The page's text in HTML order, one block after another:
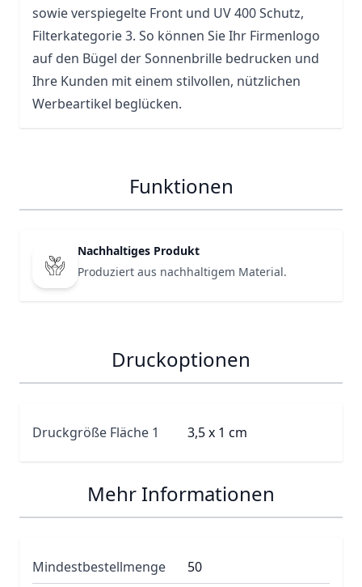
sowie verspiegelte Front und UV 400 Schutz,
Filterkategorie 3. So können Sie Ihr Firmenlogo
auf den Bügel der Sonnenbrille bedrucken und
Ihre Kunden mit einem stilvollen, nützlichen
Werbeartikel beglücken.
Funktionen
Nachhaltiges Produkt
Produziert aus nachhaltigem Material.
Druckoptionen
Druckgröße Fläche 1 3,5 x 1 cm
Mehr Informationen
Mindestbestellmenge 50